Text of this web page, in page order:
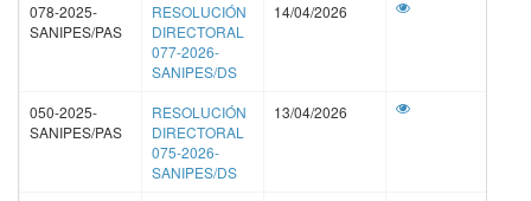
078-2025-
SANIPES/PAS
RESOLUCIÓN
DIRECTORAL
077-2026-
SANIPES/DS
14/04/2026
050-2025-
SANIPES/PAS
RESOLUCIÓN
DIRECTORAL
075-2026-
SANIPES/DS
13/04/2026